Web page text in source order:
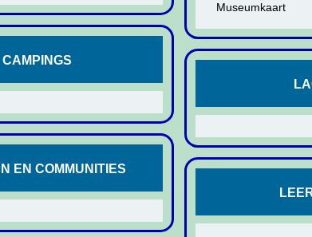
CAMPINGS
EN COMMUNITIES
Museumkaart